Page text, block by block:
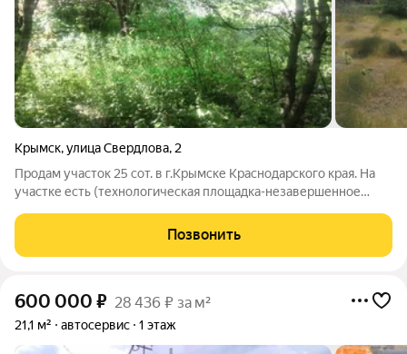
Крымск,улица Свердлова, 2
Продам участок 25 сот. в г.Крымске Краснодарского края. На
участке есть (технологическая площадка-незавершенное
подключить свет, воду. Участок находится на въезде в город,
что удобно подъезду
Позвонить
600 000 ₽ 28 436 ₽ за м²
21,1 м² автосервис 1 этаж